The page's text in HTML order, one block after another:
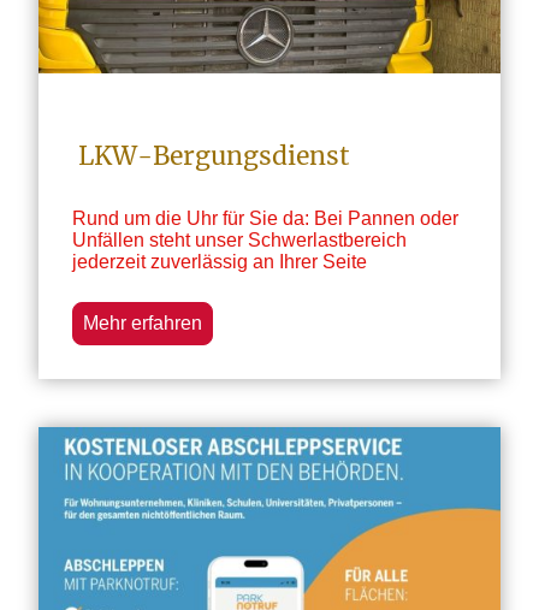
LKW-Bergungsdienst
Rund um die Uhr für Sie da: Bei Pannen oder
Unfällen steht unser Schwerlastbereich
jederzeit zuverlässig an Ihrer Seite
Mehr erfahren